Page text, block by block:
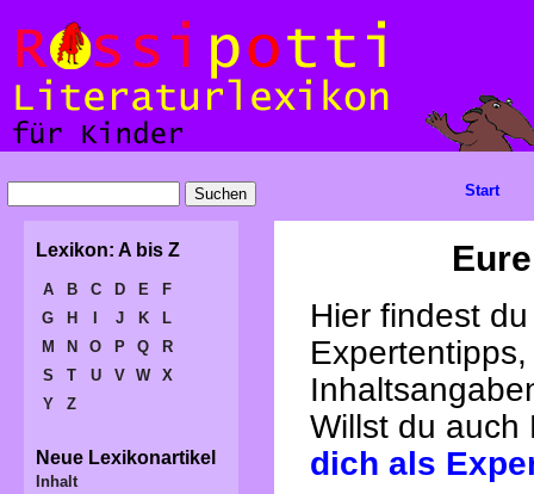
Hier findest
Willst du
dich als
Start
Lexikon: A bis Z
A B C D E
F
G
H J K
L
M
N O P Q
R
S
T U V W
X
Y
Z
Neue Lexikonartikel
Inhalt